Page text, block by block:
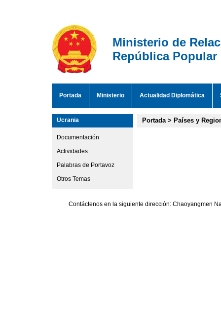
Ministerio de
República Popular
Portada Ministerio Actualidad Diplomática
Ucrania
Documentación
Actividades
Palabras de Portavoz
Otros Temas
Portada> Países y
Contáctenos en la siguiente dirección: Chaoyangmen